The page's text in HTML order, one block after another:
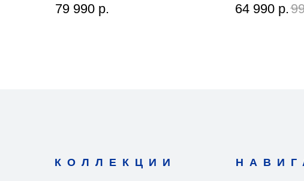
79 990 р. 64 990 р.
КОЛЛЕКЦИИ